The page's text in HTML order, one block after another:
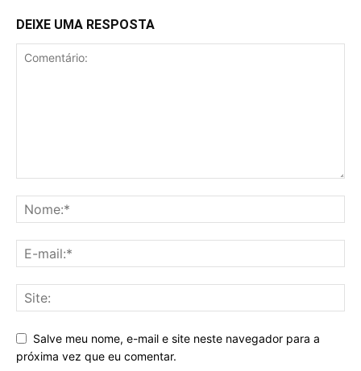
DEIXE UMA RESPOSTA
Salve meu nome, e-mail e site neste navegador para a
próxima vez que eu comentar.